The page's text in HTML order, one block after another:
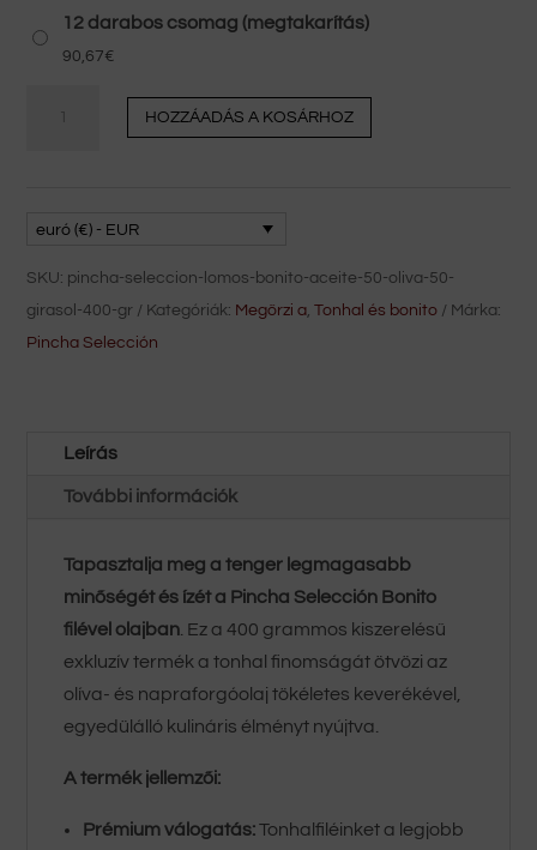
12 darabos csomag (megtakarítás)
90,67€
olívaolajban
-
mennyiség
HOZZÁADÁS A KOSÁRHOZ
euró (€) - EUR
SKU: pincha-seleccion-lomos-bonito-aceite-50-oliva-50-
girasol-400-gr
Kategóriák: Megőrzi a,Tonhal és bonito
Márka:
Pincha Selección
Leírás
További információk
Tapasztalja meg a tenger legmagasabb
minőségét és ízét a Pincha Selección Bonito
filével olajban . Ez a 400 grammos kiszerelésű
exkluzív termék a tonhal finomságát ötvözi az
olíva- és napraforgóolaj tökéletes keverékével,
egyedülálló kulináris élményt nyújtva.
A termék jellemzői:
Prémium válogatás:Tonhalfiléinket a legjobb